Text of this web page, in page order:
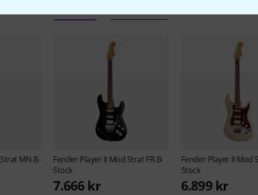
MN B-
Fender Player II Mod Strat FR B-
Stock
7.666 kr
Fender Player II Mod
Stock
6.899 kr